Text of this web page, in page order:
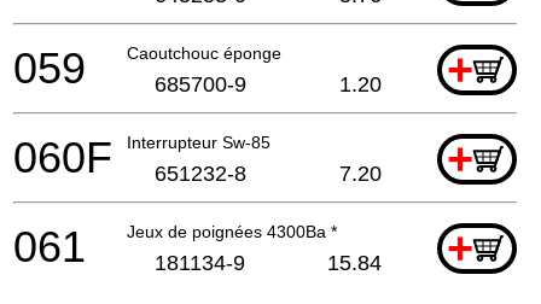
Caoutchouc éponge +
059 685700-9 1.20
Interrupteur Sw-85 +
060F 651232-8 7.20
Jeux de poignées 4300Ba * +
061 181134-9 15.84